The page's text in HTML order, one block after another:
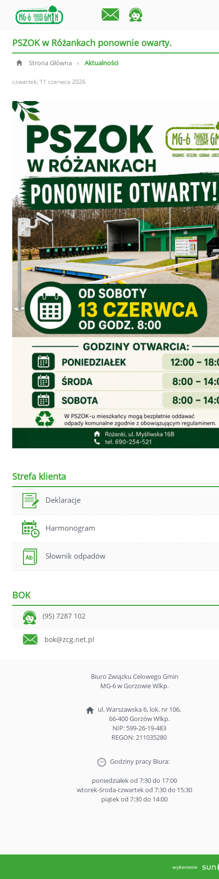
PSZOK w Różankach ponownie owarty.
Strona Główna › Aktualności
czwartek, 11 czerwca 2026
Strefa klienta
Deklaracje
Harmonogram
Słownik odpadów
BOK
(95) 7287 102
bok@zcg.net.pl
Biuro Związku Celowego Gmin
MG-6 w Gorzowie Wlkp.
ul. Warszawska 6, lok. nr 106,
66-400 Gorzów Wlkp.
NIP: 599-26-19-483
REGON: 211035280
Godziny pracy Biura:
poniedziałek od 7:30 do 17:00
wtorek-środa-czwartek od 7:30 do 15:30
piątek od 7:30 do 14:00